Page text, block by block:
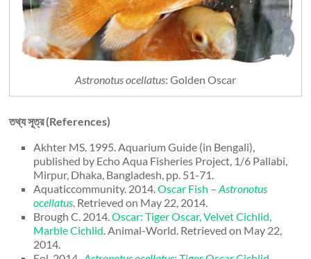
Astronotus ocellatus: Golden Oscar
তথ্য সূত্র (References)
Akhter MS. 1995. Aquarium Guide (in Bengali),
published by Echo Aqua Fisheries Project, 1/6 Pallabi,
Mirpur, Dhaka, Bangladesh, pp. 51-71.
Aquaticcommunity. 2014.Oscar Fish –Astronotus
ocellatus. Retrieved on May 22, 2014.
Brough C. 2014.Oscar: Tiger Oscar, Velvet Cichlid,
Marble Cichlid. Animal-World. Retrieved on May 22,
2014.